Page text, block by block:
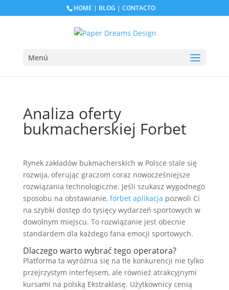
HOME | BLOG |CONTACTO
Menú
Analiza oferty
bukmacherskiej Forbet
Rynek zakładów bukmacherskich w Polsce stale się
rozwija, oferując graczom coraz nowocześniejsze
rozwiązania technologiczne. Jeśli szukasz wygodnego
sposobu na obstawianie, forbet aplikacja pozwoli Ci
na szybki dostęp do tysięcy wydarzeń sportowych w
dowolnym miejscu. To rozwiązanie jest obecnie
standardem dla każdego fana emocji sportowych.
Dlaczego warto wybrać tego operatora?
Platforma ta wyróżnia się na tle konkurencji nie tylko
przejrzystym interfejsem, ale również atrakcyjnymi
kursami na polską Ekstraklasę. Użytkownicy cenią